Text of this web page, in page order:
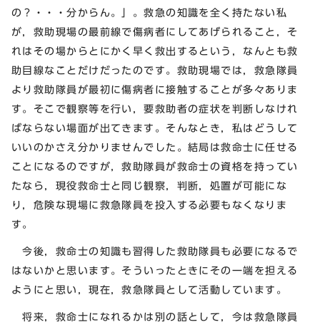
の？・・・分からん。」。救急の知識を全く持たない私
が，救助現場の最前線で傷病者にしてあげられること，そ
れはその場からとにかく早く救出するという，なんとも救
助目線なことだけだったのです。救助現場では，救急隊員
より救助隊員が最初に傷病者に接触することが多々ありま
す。そこで観察等を行い，要救助者の症状を判断しなけれ
ばならない場面が出てきます。そんなとき，私はどうして
いいのかさえ分かりませんでした。結局は救命士に任せる
ことになるのですが，救助隊員が救命士の資格を持ってい
たなら，現役救命士と同じ観察，判断，処置が可能にな
り，危険な現場に救急隊員を投入する必要もなくなりま
す。
今後，救命士の知識も習得した救助隊員も必要になるで
はないかと思います。そういったときにその一端を担える
ようにと思い，現在，救急隊員として活動しています。
将来，救命士になれるかは別の話として，今は救急隊員